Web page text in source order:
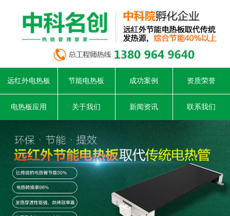
远红外电热板 节能电热板 成功案例 资质荣誉
电热板应用 关于我们 新闻资讯 联系我们